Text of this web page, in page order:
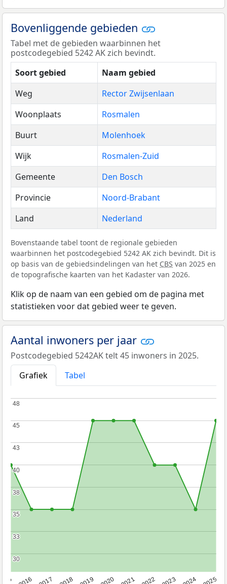
Bovenliggende gebieden
Tabel met de gebieden waarbinnen het
postcodegebied 5242 AK zich bevindt.
Soort gebied
Naam gebied
Weg
Rector Zwijsenlaan
Woonplaats
Rosmalen
Buurt
Molenhoek
Wijk
Rosmalen-Zuid
Gemeente
Den Bosch
Provincie
Noord-Brabant
Land
Nederland
Bovenstaande tabel toont de regionale gebieden
waarbinnen het postcodegebied 5242 AK zich bevindt. Dit is
op basis van de gebiedsindelingen van het CBS van 2025 en
de topografische kaarten van het Kadaster van 2026.
Klik op de naam van een gebied om de pagina met
statistieken voor dat gebied weer te geven.
Aantal inwoners per jaar
Postcodegebied 5242AK telt 45 inwoners in 2025.
Grafiek
Tabel
30
30
33
33
35
35
38
38
40
40
43
43
45
45
48
48